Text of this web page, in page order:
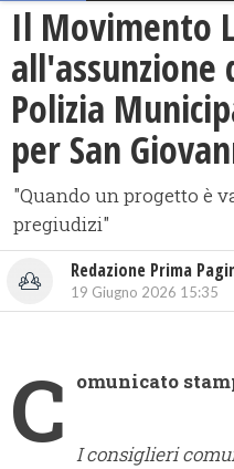
Il Movimento
Polizia
per San
"Quando un progetto è
pregiudizi"
Redazione Prima
19 Giugno 2026 15:35
C omunicato
I consiglieri